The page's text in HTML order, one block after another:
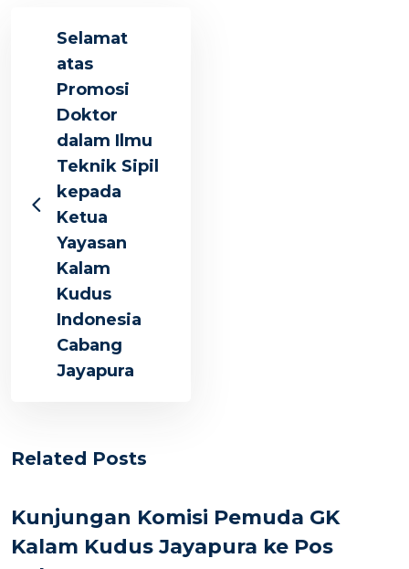
Selamat
atas
Promosi
Doktor
dalam Ilmu
Teknik Sipil
kepada
Ketua
Yayasan
Kalam
Kudus
Indonesia
Cabang
Jayapura
Related Posts
Kunjungan Komisi Pemuda GK
Kalam Kudus Jayapura ke Pos